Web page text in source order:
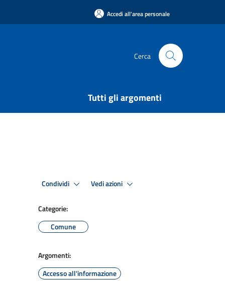
Accedi all'area personale
Cerca
Tutti gli argomenti
Condividi Vedi azioni
Categorie:
Comune
Argomenti:
Accesso all'informazione